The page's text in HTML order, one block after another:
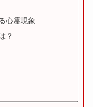
心霊現象
？